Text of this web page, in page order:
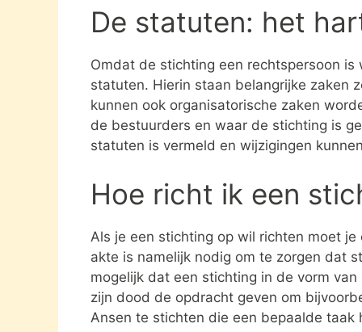
De statuten: het
Omdat de stichting een rechtspersoon
statuten. Hierin staan belangrijke zaken
kunnen ook organisatorische zaken
de bestuurders en waar de stichting is
statuten is vermeld en wijzigingen
Hoe richt ik een
Als je een stichting op wil richten moet
akte is namelijk nodig om te zorgen dat
mogelijk dat een stichting in de vorm
zijn dood de opdracht geven om
Ansen te stichten die een bepaalde taak